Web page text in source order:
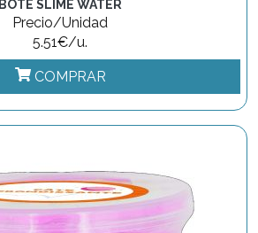
BOTE SLIME WATER
Precio/Unidad
5.51€/u.
COMPRAR